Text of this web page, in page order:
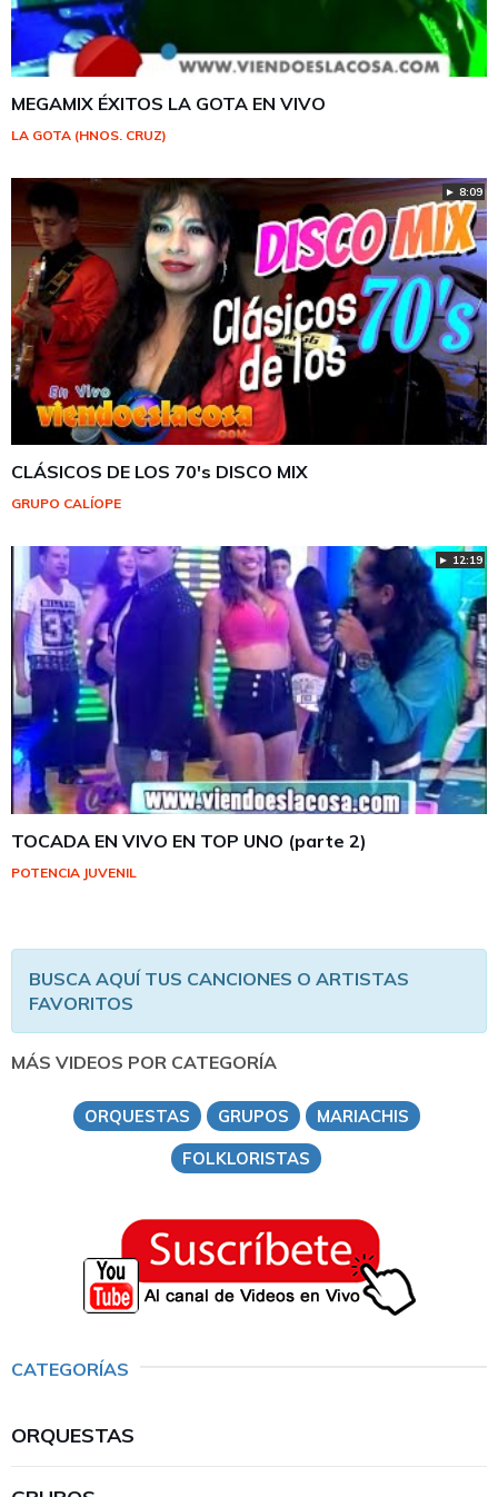
MEGAMIX ÉXITOS LA GOTA EN VIVO
LA GOTA (HNOS. CRUZ)
► 8:09
CLÁSICOS DE LOS 70's DISCO MIX
GRUPO CALÍOPE
► 12:19
TOCADA EN VIVO EN TOP UNO (parte 2)
POTENCIA JUVENIL
BUSCA AQUÍ TUS CANCIONES O ARTISTAS
FAVORITOS
MÁS VIDEOS POR CATEGORÍA
ORQUESTAS GRUPOS
MARIACHIS
FOLKLORISTAS
CATEGORÍAS
ORQUESTAS